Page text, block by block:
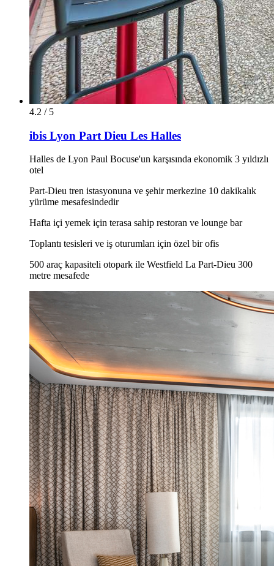
4.2 / 5
ibis Lyon Part Dieu Les Halles
Halles de Lyon Paul Bocuse'un karşısında ekonomik 3 yıldızlı
otel
Part-Dieu tren istasyonuna ve şehir merkezine 10 dakikalık
yürüme mesafesindedir
Hafta içi yemek için terasa sahip restoran ve lounge bar
Toplantı tesisleri ve iş oturumları için özel bir ofis
500 araç kapasiteli otopark ile Westfield La Part-Dieu 300
metre mesafede